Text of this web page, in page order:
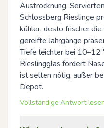
Austrocknung.
Schlossberg Rieslinge
kühler, desto frischer die
gereifte Jahrgänge
Tiefe leichter bei 10–12
Rieslingglas fördert
ist selten nötig, außer
Depot.
Vollständige Antwort